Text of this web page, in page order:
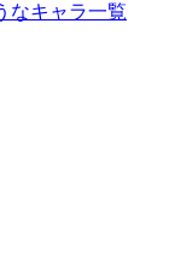
なキャラ一覧